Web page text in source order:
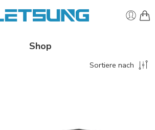
Shop
Sortiere nach